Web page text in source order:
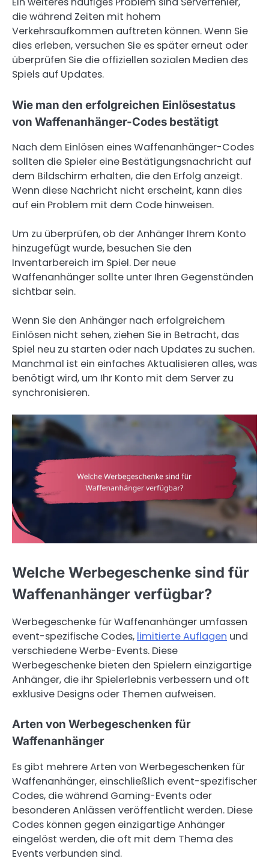
die während Zeiten mit hohem
Verkehrsaufkommen auftreten können. Wenn Sie
dies erleben, versuchen Sie es später erneut oder
überprüfen Sie die offiziellen sozialen Medien des
Spiels auf Updates.
Wie man den erfolgreichen Einlösestatus
von Waffenanhänger-Codes bestätigt
Nach dem Einlösen eines Waffenanhänger-Codes
sollten die Spieler eine Bestätigungsnachricht auf
dem Bildschirm erhalten, die den Erfolg anzeigt.
Wenn diese Nachricht nicht erscheint, kann dies
auf ein Problem mit dem Code hinweisen.
Um zu überprüfen, ob der Anhänger Ihrem Konto
hinzugefügt wurde, besuchen Sie den
Inventarbereich im Spiel. Der neue
Waffenanhänger sollte unter Ihren Gegenständen
sichtbar sein.
Wenn Sie den Anhänger nach erfolgreichem
Einlösen nicht sehen, ziehen Sie in Betracht, das
Spiel neu zu starten oder nach Updates zu suchen.
Manchmal ist ein einfaches Aktualisieren alles, was
benötigt wird, um Ihr Konto mit dem Server zu
synchronisieren.
Welche Werbegeschenke sind für
Waffenanhänger verfügbar?
Werbegeschenke für Waffenanhänger umfassen
event-spezifische Codes, limitierte Auflagen und
verschiedene Werbe-Events. Diese
Werbegeschenke bieten den Spielern einzigartige
Anhänger, die ihr Spielerlebnis verbessern und oft
exklusive Designs oder Themen aufweisen.
Arten von Werbegeschenken für
Waffenanhänger
Es gibt mehrere Arten von Werbegeschenken für
Waffenanhänger, einschließlich event-spezifischer
Codes, die während Gaming-Events oder
besonderen Anlässen veröffentlicht werden. Diese
Codes können gegen einzigartige Anhänger
eingelöst werden, die oft mit dem Thema des
Events verbunden sind.